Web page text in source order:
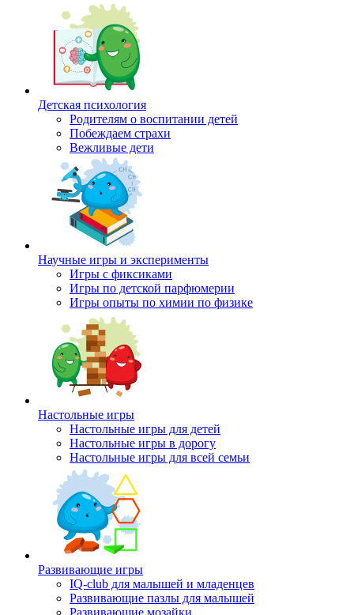
Детская психология
Родителям о воспитании детей
Побеждаем страхи
Вежливые дети
Научные игры и эксперименты
Игры с фиксиками
Игры по детской парфюмерии
Игры опыты по химии по физике
Настольные игры
Настольные игры для детей
Настольные игры в дорогу
Настольные игры для всей семьи
Развивающие игры
IQ-club для малышей и младенцев
Развивающие пазлы для малышей
Развивающие мозайки